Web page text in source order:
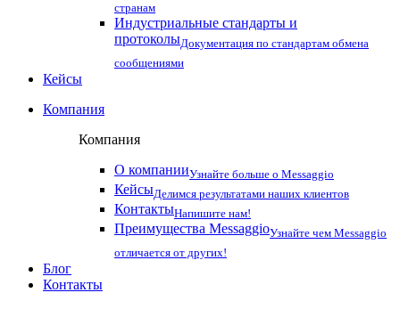
странам
Индустриальные стандарты и
протоколыДокументация по стандартам обмена
сообщениями
Кейсы
Компания
Компания
О компанииУзнайте больше о Messaggio
КейсыДелимся результатами наших клиентов
КонтактыНапишите нам!
Преимущества MessaggioУзнайте чем Messaggio
отличается от других!
Блог
Контакты